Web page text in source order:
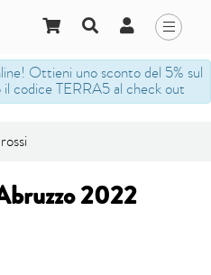
Ottieni uno sconto del 5% sul
codice TERRA5 al check out
2022